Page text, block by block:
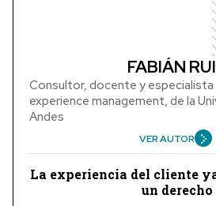
FABIÁN
Consultor, docente y
experience management, de la
Andes
VER AUTOR
La experiencia del cliente
un derecho